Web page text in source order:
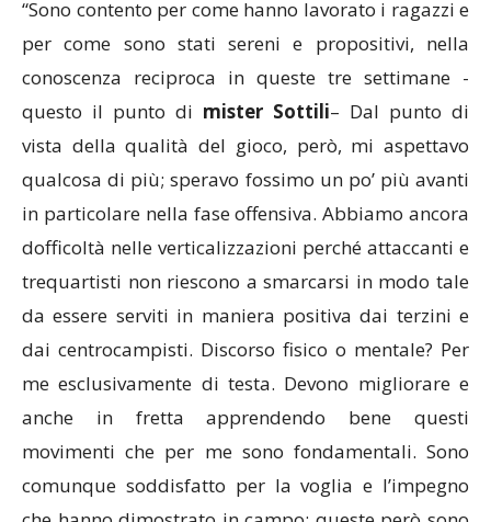
“Sono contento per come hanno lavorato i ragazzi e
per come sono stati sereni e propositivi, nella
conoscenza reciproca in queste tre settimane -
questo il punto di mister Sottili– Dal punto di
vista della qualità del gioco, però, mi aspettavo
qualcosa di più; speravo fossimo un po’ più avanti
in particolare nella fase offensiva. Abbiamo ancora
dofficoltà nelle verticalizzazioni perché attaccanti e
trequartisti non riescono a smarcarsi in modo tale
da essere serviti in maniera positiva dai terzini e
dai centrocampisti. Discorso fisico o mentale? Per
me esclusivamente di testa. Devono migliorare e
anche in fretta apprendendo bene questi
movimenti che per me sono fondamentali. Sono
comunque soddisfatto per la voglia e l’impegno